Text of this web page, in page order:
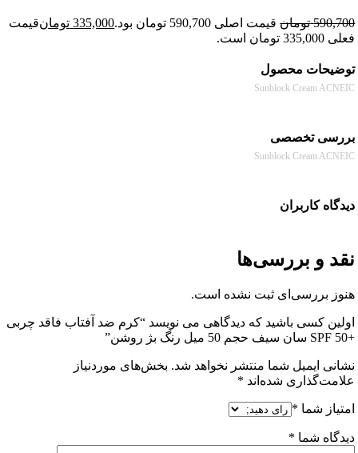
تومان قیمت اصلی 590,700 تومان بود. 335,000 تومانقیمت
است.
محصول
Sunblock Cream
تخصصی
Sunblock Cream
کاربران
و بررسی‌ها
بررسی‌ای ثبت نشده است.
کسی باشید که دیدگاهی می نویسد “كرم ضد آفتاب فاقد چربی
ایمیل شما منتشر نخواهد شد. بخش‌های موردنیاز
شده‌اند*
شما *
شما *